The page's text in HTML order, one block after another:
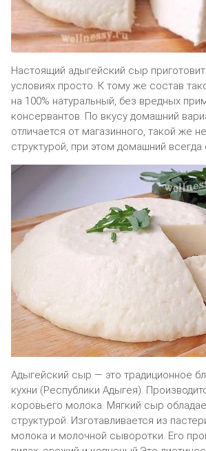
Настоящий адыгейский сыр
условиях просто. К тому же состав
на 100% натуральный, без вредных
консервантов. По вкусу домашний
отличается от магазинного, такой же
структурой, при этом домашний всегда
Адыгейский сыр — это традиционное
кухни (Республики Адыгея).
коровьего молока. Мягкий сыр
структурой. Изготавливается из
молока и молочной сыворотки. Его